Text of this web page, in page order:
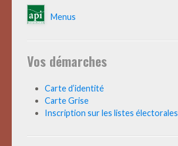
Menus
Vos démarches
Carte d’identité
Carte Grise
Inscription sur les listes électorales